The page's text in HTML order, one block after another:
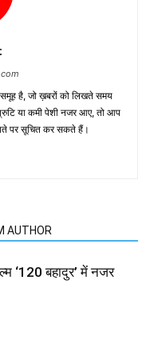
है, जो ख़बरों को लिखते समय
या कमी पेशी नजर आए, तो आप
पर सूचित कर सकते हैं।
AUTHOR
‘120 बहादुर’ में नजर